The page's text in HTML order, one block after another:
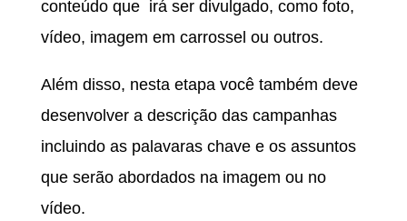
conteúdo que irá ser divulgado, como foto,
vídeo, imagem em carrossel ou outros.
Além disso, nesta etapa você também deve
desenvolver a descrição das campanhas
incluindo as palavaras chave e os assuntos
que serão abordados na imagem ou no
vídeo.